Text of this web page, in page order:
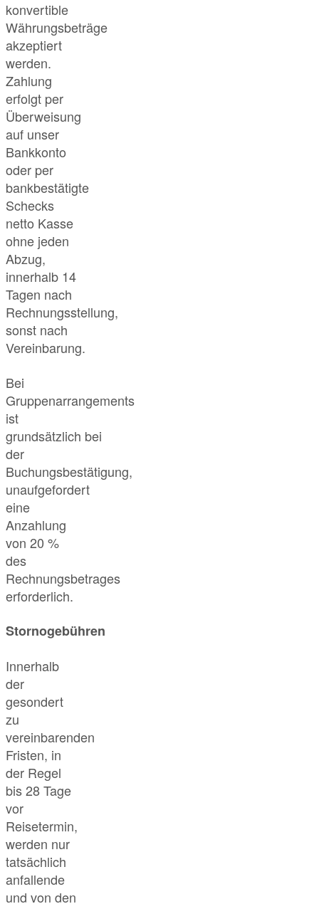
konvertible
Währungsbeträge
akzeptiert
werden.
Zahlung
erfolgt per
Überweisung
auf unser
Bankkonto
oder per
bankbestätigte
Schecks
netto Kasse
ohne jeden
Abzug,
innerhalb 14
Tagen nach
Rechnungsstellung,
sonst nach
Vereinbarung.
Bei
Gruppenarrangements
ist
grundsätzlich bei
der
Buchungsbestätigung,
unaufgefordert
eine
Anzahlung
von 20 %
des
Rechnungsbetrages
erforderlich.
Stornogebühren
Innerhalb
der
gesondert
zu
vereinbarenden
Fristen, in
der Regel
bis 28 Tage
vor
Reisetermin,
werden nur
tatsächlich
anfallende
und von den